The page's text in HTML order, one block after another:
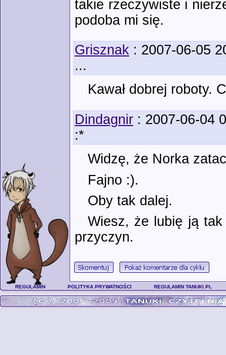
takie rzeczywiste i
podoba mi się.
Grisznak : 2007-06-05
...
Kawał dobrej roboty.
Dindagnir : 2007-06-04
:*
Widzę, że Norka
Fajno :).
Oby tak dalej.
Wiesz, że lubię ją
przyczyn.
REGULAMIN POLITYKA PRYWATNOŚCI REGULAMIN TANUKI.PL